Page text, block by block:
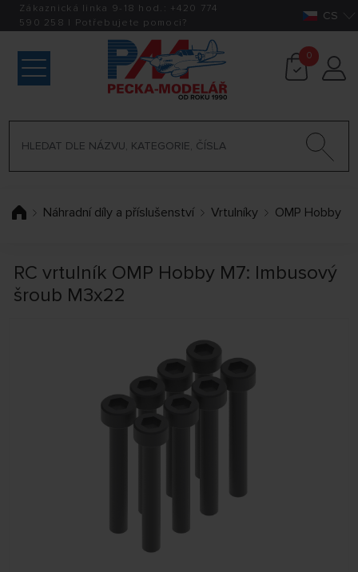
Zákaznická linka 9-18 hod.: +420 774
590 258 | Potřebujete pomoci? CS
0
Náhradní díly a příslušenství Vrtulníky OMP Hobby
RC vrtulník OMP Hobby M7: Imbusový
šroub M3x22